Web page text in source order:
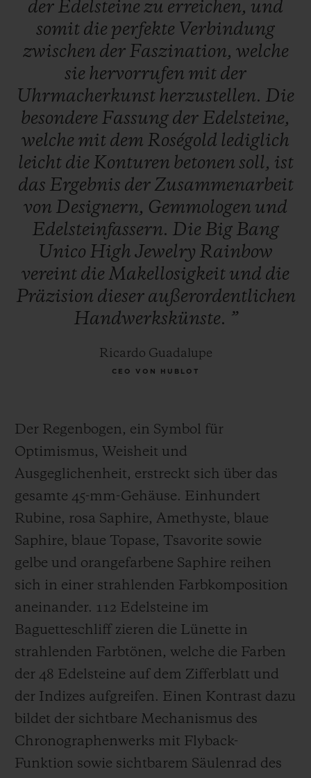
der Edelsteine zu erreichen, und
somit die perfekte Verbindung
zwischen der Faszination, welche
sie hervorrufen mit der
Uhrmacherkunst herzustellen. Die
besondere Fassung der Edelsteine,
welche mit dem Roségold lediglich
leicht die Konturen betonen soll, ist
das Ergebnis der Zusammenarbeit
von Designern, Gemmologen und
Edelsteinfassern. Die Big Bang
Unico High Jewelry Rainbow
vereint die Makellosigkeit und die
Präzision dieser außerordentlichen
Handwerkskünste. ”
Ricardo Guadalupe
CEO VON HUBLOT
Der Regenbogen, ein Symbol für
Optimismus, Weisheit und
Ausgeglichenheit, erstreckt sich über das
gesamte 45-mm-Gehäuse. Einhundert
Rubine, rosa Saphire, Amethyste, blaue
Saphire, blaue Topase, Tsavorite sowie
gelbe und orangefarbene Saphire reihen
sich in einer strahlenden Farbkomposition
aneinander. 112 Edelsteine ​​im
Baguetteschliff zieren die Lünette in
strahlenden Farbtönen, welche die Farben
der 48 Edelsteine ​​auf dem Zifferblatt und
der Indizes aufgreifen. Einen Kontrast dazu
bildet der sichtbare Mechanismus des
Chronographenwerks mit Flyback-
Funktion sowie sichtbarem Säulenrad des